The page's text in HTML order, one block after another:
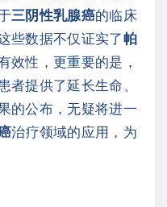
三阴性乳腺癌的临床
些数据不仅证实了帕
效性，更重要的是，
者提供了延长生命、
的公布，无疑将进一
治疗领域的应用，为